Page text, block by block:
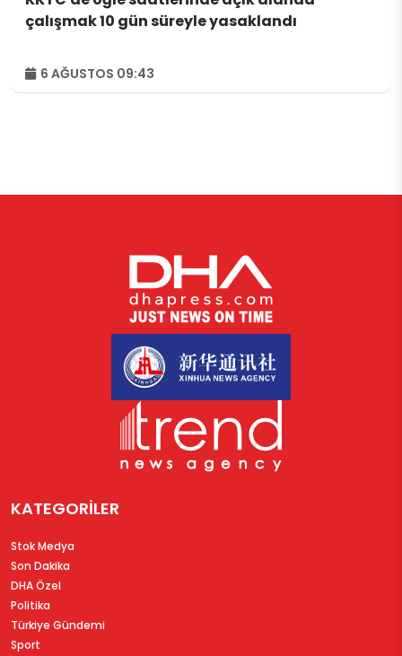
çalışmak 10 gün süreyle yasaklandı
6 AĞUSTOS 09:43
KATEGORİLER
Stok Medya
Son Dakika
DHA Özel
Politika
Türkiye Gündemi
Sport